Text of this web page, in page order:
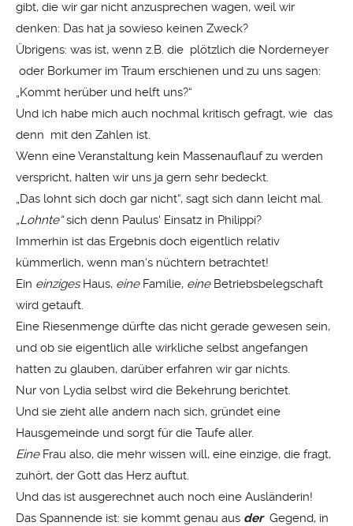
gibt, die wir gar nicht anzusprechen wagen, weil wir
denken: Das hat ja sowieso keinen Zweck?
Übrigens: was ist, wenn z.B. die plötzlich die Norderneyer
oder Borkumer im Traum erschienen und zu uns sagen:
„Kommt herüber und helft uns?“
Und ich habe mich auch nochmal kritisch gefragt, wie das
denn mit den Zahlen ist.
Wenn eine Veranstaltung kein Massenauflauf zu werden
verspricht, halten wir uns ja gern sehr bedeckt.
„Das lohnt sich doch gar nicht“, sagt sich dann leicht mal.
„Lohnte“sich denn Paulus‘ Einsatz in Philippi?
Immerhin ist das Ergebnis doch eigentlich relativ
kümmerlich, wenn man‘s nüchtern betrachtet!
Ein einziges Haus, eineFamilie, eineBetriebsbelegschaft
wird getauft.
Eine Riesenmenge dürfte das nicht gerade gewesen sein,
und ob sie eigentlich alle wirkliche selbst angefangen
hatten zu glauben, darüber erfahren wir gar nichts.
Nur von Lydia selbst wird die Bekehrung berichtet.
Und sie zieht alle andern nach sich, gründet eine
Hausgemeinde und sorgt für die Taufe aller.
EineFrau also, die mehr wissen will, eine einzige, die fragt,
zuhört, der Gott das Herz auftut.
Und das ist ausgerechnet auch noch eine Ausländerin!
Das Spannende ist: sie kommt genau aus der Gegend, in